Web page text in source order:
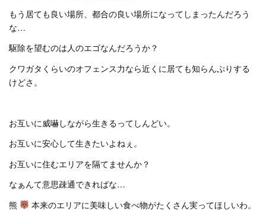
もう居ても良い場所、都合の良い場所になってしまったんだろう
な…
駆除を望むのは人のエゴなんだろうか？
クワガタくらいのオフェンス力なら近くに居ても知らんぷりする
けどさ。
お互いに威嚇しながら生きるってしんどい。
お互いに安心して生きたいよねぇ。
お互いに住むエリアを隔てませんか？
なぁんて意思疎通できればな…
熊
本来のエリアに美味しい食べ物がたくさん実ってほしいわ。